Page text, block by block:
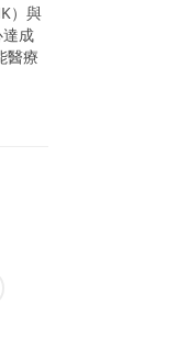
）與
成
醫療